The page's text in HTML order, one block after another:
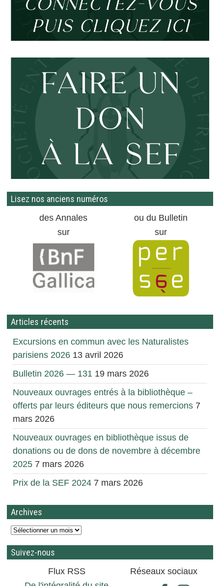
Lisez nos anciens numéros
des Annales
ou du Bulletin
sur
sur
Articles récents
Excursions en commun avec les Naturalistes
parisiens 2026 13 avril 2026
Bulletin 2026 — 131 19 mars 2026
Nouveaux ouvrages entrés à la bibliothèque –
offerts par leurs éditeurs que nous remercions 7
mars 2026
Nouveaux ouvrages en bibliothèque issus de
donations ou de dons de novembre à décembre
2025 7 mars 2026
Prix de la SEF 2024 7 mars 2026
Archives
Suivez-nous
Flux RSS
Réseaux sociaux